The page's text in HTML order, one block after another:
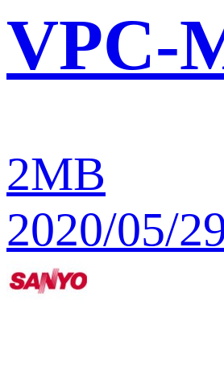
VPC-
2MB
2020/05/